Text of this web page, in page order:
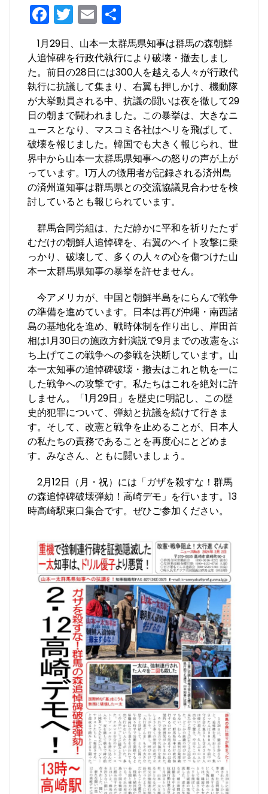
F
a
c
e
b
o
o
k
T
w
itt
er
E
m
ai
l
有
1月29日、山本一太群馬県知事は群馬の森朝鮮
人追悼碑を行政代執行により破壊・撤去しまし
た。前日の28日には300人を越える人々が行政代
執行に抗議して集まり、右翼も押しかけ、機動隊
が大挙動員される中、抗議の闘いは夜を徹して29
日の朝まで闘われました。この暴挙は、大きなニ
ュースとなり、マスコミ各社はヘリを飛ばして、
破壊を報じました。韓国でも大きく報じられ、世
界中から山本一太群馬県知事への怒りの声が上が
っています。1万人の徴用者が記録される済州島
の済州道知事は群馬県との交流協議見合わせを検
討しているとも報じられています。
群馬合同労組は、ただ静かに平和を祈りたたず
むだけの朝鮮人追悼碑を、右翼のヘイト攻撃に乗
っかり、破壊して、多くの人々の心を傷つけた山
本一太群馬県知事の暴挙を許せません。
今アメリカが、中国と朝鮮半島をにらんで戦争
の準備を進めています。日本は再び沖縄・南西諸
島の基地化を進め、戦時体制を作り出し、岸田首
相は1月30日の施政方針演説で9月までの改憲をぶ
ち上げてこの戦争への参戦を決断しています。山
本一太知事の追悼碑破壊・撤去はこれと軌を一に
した戦争への攻撃です。私たちはこれを絶対に許
しません。「1月29日」を歴史に明記し、この歴
史的犯罪について、弾劾と抗議を続けて行きま
す。そして、改憲と戦争を止めることが、日本人
の私たちの責務であることを再度心にとどめま
す。みなさん、ともに闘いましょう。
2月12日（月・祝）には「ガザを殺すな！群馬
の森追悼碑破壊弾劾！高崎デモ」を行います。13
時高崎駅東口集合です。ぜひご参加ください。